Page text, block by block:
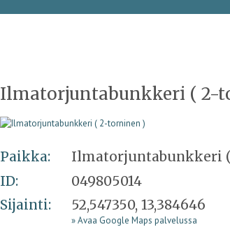
Ilmatorjuntabunkkeri ( 2-
Paikka:
Ilmatorjuntabunkkeri
ID:
049805014
Sijainti:
52,547350, 13,384646
» Avaa Google Maps palvelussa